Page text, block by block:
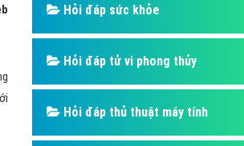
Dịch vụ quảng cáo Youtube
Dịch vụ quảng cáo Tiktok
Dịch vụ quảng cáo Zalo
Hỏi đáp sức khỏe
Hỏi đáp tử vi phong thủy
Hỏi đáp thủ thuật máy tính